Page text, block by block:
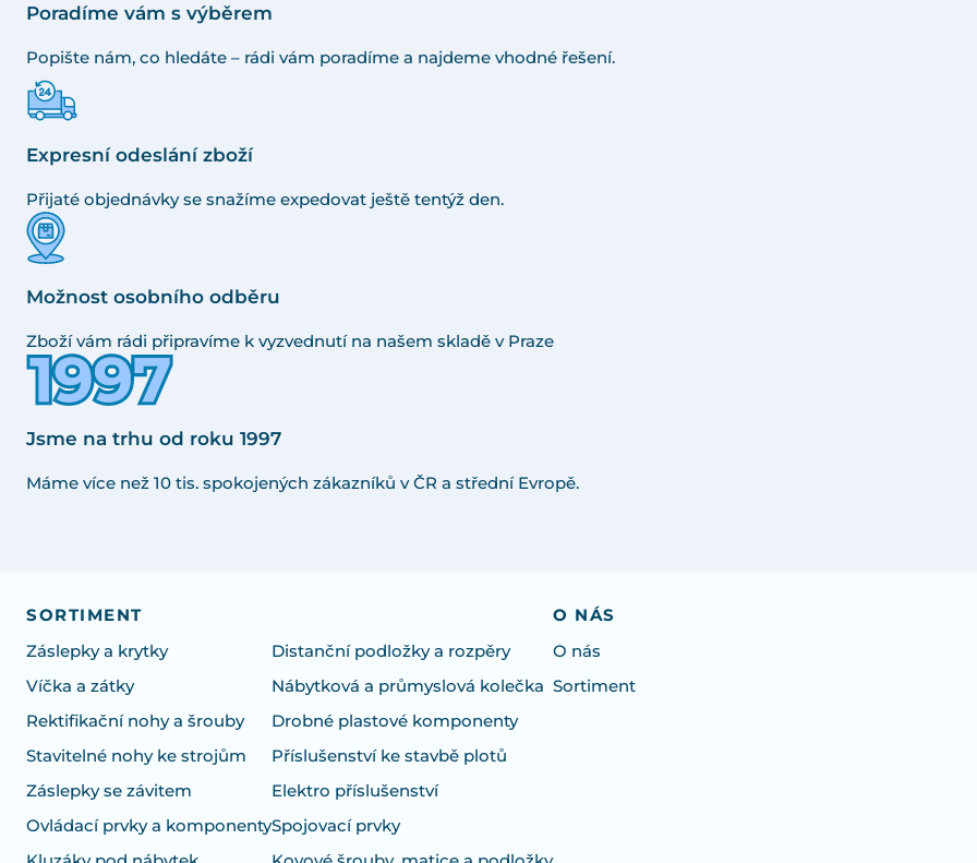
Poradíme vám s výběrem
Popište nám, co hledáte – rádi vám poradíme a najdeme vhodné řešení.
Expresní odeslání zboží
Přijaté objednávky se snažíme expedovat ještě tentýž den.
Možnost osobního odběru
Zboží vám rádi připravíme k vyzvednutí na našem skladě v Praze
Jsme na trhu od roku 1997
Máme více než 10 tis. spokojených zákazníků v ČR a střední Evropě.
SORTIMENT
Záslepky a krytky
Víčka a zátky
Rektifikační nohy a šrouby
Stavitelné nohy ke strojům
Záslepky se závitem
Ovládací prvky a komponenty
Distanční podložky a rozpěry
Nábytková a průmyslová kolečka
Drobné plastové komponenty
Příslušenství ke stavbě plotů
Elektro příslušenství
Spojovací prvky
O NÁS
O nás
Sortiment